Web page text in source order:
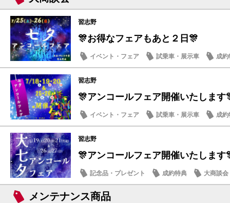
習志野
🎊お得なフェアもあと２日🎊
イベント・フェア 試乗車・展示車
成約
メンテナンス商品
習志野
🎊アンコールフェア開催いたします
イベント・フェア 試乗車・展示車
成約
メンテナンス商品
習志野
🎊アンコールフェア開催いたします
記念品・プレゼント 成約特典
大商談会
日産のお店
メンテナンス商品